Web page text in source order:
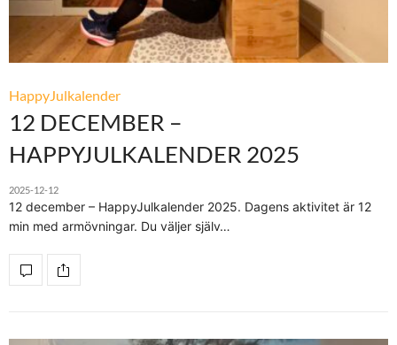
HappyJulkalender
12 DECEMBER –
HAPPYJULKALENDER 2025
2025-12-12
12 december – HappyJulkalender 2025. Dagens aktivitet är 12
min med armövningar. Du väljer själv…